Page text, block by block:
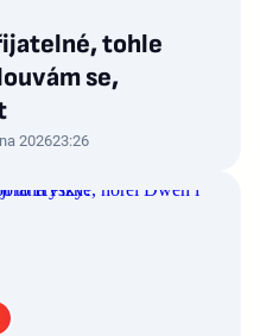
tohle
se,
202623:26